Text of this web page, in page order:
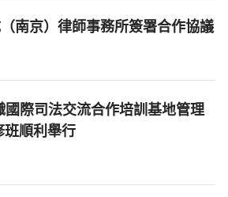
南京）律師事務所簽署合作協議
國際司法交流合作培訓基地管理
班順利舉行